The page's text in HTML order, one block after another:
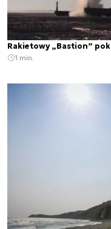
Rakietowy „Bastion”
1 min.